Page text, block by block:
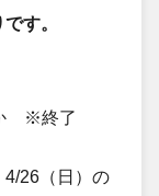
す。
※終了
4/26（日）の